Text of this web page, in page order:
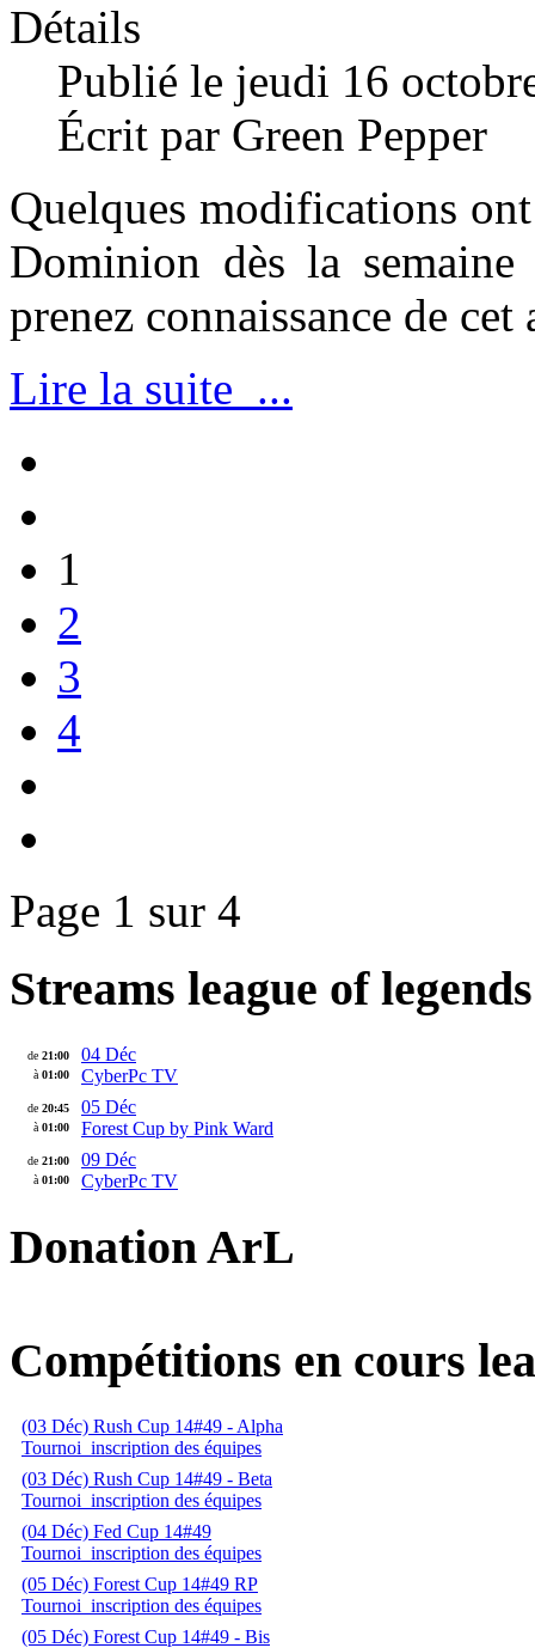
Détails
Publié le jeudi 16
Écrit par Green Pepper
Quelques modifications
Dominion dès la
prenez connaissance de cet
Lire la suite ...
1
2
3
4
Page 1 sur 4
Streams league of legends
de 21:00
à 01:00
04 Déc
CyberPc TV
de 20:45
à 01:00
05 Déc
Forest Cup by Pink Ward
de 21:00
à 01:00
09 Déc
CyberPc TV
Donation ArL
Compétitions en cours
(03 Déc) Rush Cup 14#49 - Alpha
Tournoi inscription des équipes
(03 Déc) Rush Cup 14#49 - Beta
Tournoi inscription des équipes
(04 Déc) Fed Cup 14#49
Tournoi inscription des équipes
(05 Déc) Forest Cup 14#49 RP
Tournoi inscription des équipes
(05 Déc) Forest Cup 14#49 - Bis